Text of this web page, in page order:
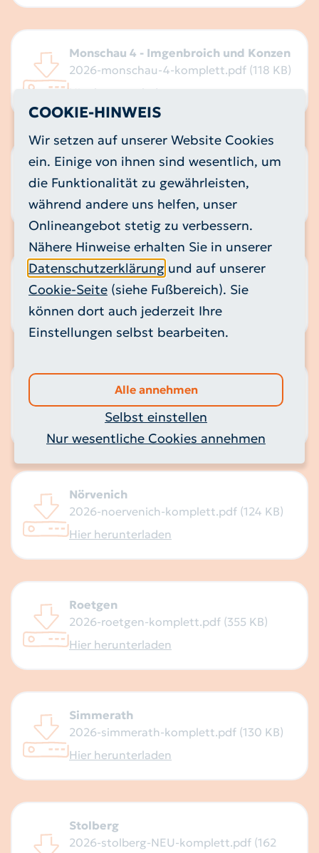
Monschau 4 - Imgenbroich und Konzen
2026-monschau-4-komplett.pdf (118 KB)
Hier herunterladen
Monschau 5 - Monschau
2026-monschau-5-komplett.pdf (117 KB)
Hier herunterladen
Nideggen
2026-nideggen-komplett.pdf (141 KB)
Hier herunterladen
Niederzier
Hier herunterladen
Nörvenich
2026-noervenich-komplett.pdf (124 KB)
Hier herunterladen
Roetgen
2026-roetgen-komplett.pdf (355 KB)
Hier herunterladen
Simmerath
2026-simmerath-komplett.pdf (130 KB)
Hier herunterladen
Stolberg
2026-stolberg-NEU-komplett.pdf (162
COOKIE-HINWEIS
Wir setzen auf unserer Website Cookies
ein. Einige von ihnen sind wesentlich, um
die Funktionalität zu gewährleisten,
während andere uns helfen, unser
Onlineangebot stetig zu verbessern.
Nähere Hinweise erhalten Sie in unserer
Datenschutzerklärung und auf unserer
Cookie-Seite (siehe Fußbereich). Sie
können dort auch jederzeit Ihre
Einstellungen selbst bearbeiten.
Alle annehmen
Selbst einstellen
Nur wesentliche Cookies annehmen